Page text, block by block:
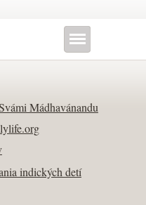
Mádhavánandu
indických detí